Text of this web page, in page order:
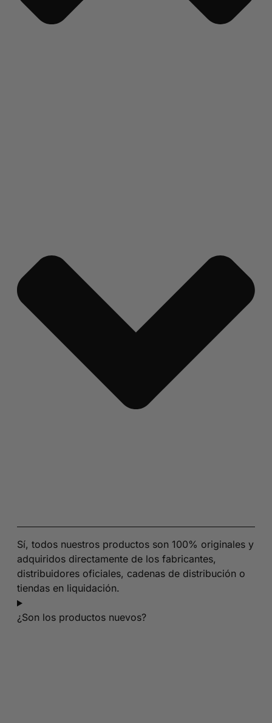
Sí, todos nuestros productos son 100% originales y
adquiridos directamente de los fabricantes,
distribuidores oficiales, cadenas de distribución o
tiendas en liquidación.
¿Son los productos nuevos?